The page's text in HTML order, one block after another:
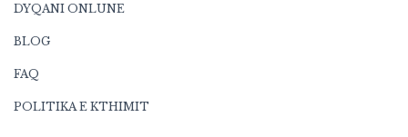
DYQANI ONLUNE
BLOG
FAQ
POLITIKA E KTHIMIT